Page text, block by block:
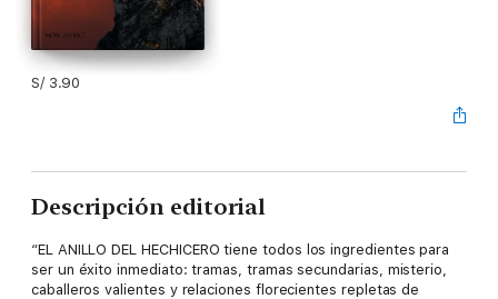
S/ 3.90
Descripción editorial
“EL ANILLO DEL HECHICERO tiene todos los ingredientes para
ser un éxito inmediato: tramas, tramas secundarias, misterio,
caballeros valientes y relaciones florecientes repletas de